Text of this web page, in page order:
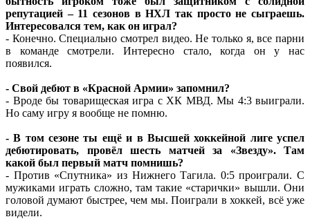
репутацией – 11 сезонов в НХЛ так просто не сыграешь.
Интересовался тем, как он играл?
- Конечно. Специально смотрел видео. Не только я, все парни
в команде смотрели. Интересно стало, когда он у нас
появился.
- Свой дебют в «Красной Армии» запомнил?
- Вроде бы товарищеская игра с ХК МВД. Мы 4:3 выиграли.
Но саму игру я вообще не помню.
- В том сезоне ты ещё и в Высшей хоккейной лиге успел
дебютировать, провёл шесть матчей за «Звезду». Там
какой был первый матч помнишь?
- Против «Спутника» из Нижнего Тагила. 0:5 проиграли. С
мужиками играть сложно, там такие «старички» вышли. Они
головой думают быстрее, чем мы. Поиграли в хоккей, всё уже
видели.